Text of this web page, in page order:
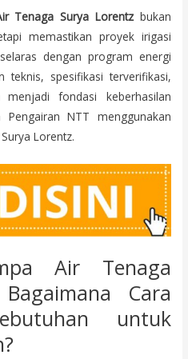
Tenaga Surya Lorentzbukan
memastikan proyek irigasi
dengan program energi
teknis, spesifikasi terverifikasi,
fondasi keberhasilan
NTT menggunakan
Lorentz.
Air Tenaga
Cara
untuk